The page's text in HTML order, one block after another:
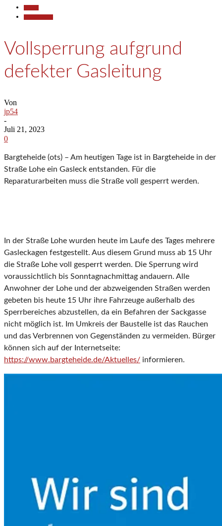
Vollsperrung aufgrund
defekter Gasleitung
Von
jp54
-
Juli 21, 2023
0
Bargteheide (ots) – Am heutigen Tage ist in Bargteheide in der
Straße Lohe ein Gasleck entstanden. Für die
Reparaturarbeiten muss die Straße voll gesperrt werden.
In der Straße Lohe wurden heute im Laufe des Tages mehrere
Gasleckagen festgestellt. Aus diesem Grund muss ab 15 Uhr
die Straße Lohe voll gesperrt werden. Die Sperrung wird
voraussichtlich bis Sonntagnachmittag andauern. Alle
Anwohner der Lohe und der abzweigenden Straßen werden
gebeten bis heute 15 Uhr ihre Fahrzeuge außerhalb des
Sperrbereiches abzustellen, da ein Befahren der Sackgasse
nicht möglich ist. Im Umkreis der Baustelle ist das Rauchen
und das Verbrennen von Gegenständen zu vermeiden. Bürger
können sich auf der Internetseite:
https://www.bargteheide.de/Aktuelles/ informieren.